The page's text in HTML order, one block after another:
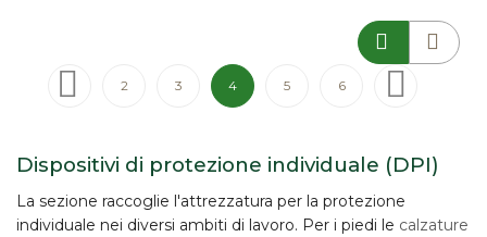
Pagina
Pagina
PrecedentePagina
2 Pagina
3 Attualmente stai leggendo la pagina
4 Pagina
5 Pagina
6
Dispositivi di protezione individuale (DPI)
La sezione raccoglie l'attrezzatura per la protezione
individuale nei diversi ambiti di lavoro. Per i piedi le calzature